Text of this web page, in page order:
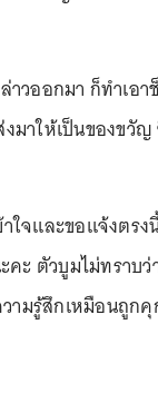
วออกมา ก็ทำเอา
าให้เป็นของขวั
าใจและขอแจ้งต
คะ ตัวบูมไม่ทราบ
ามรู้สึกเหมือนถูก